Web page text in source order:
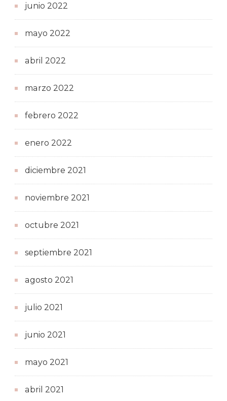
junio 2022
mayo 2022
abril 2022
marzo 2022
febrero 2022
enero 2022
diciembre 2021
noviembre 2021
octubre 2021
septiembre 2021
agosto 2021
julio 2021
junio 2021
mayo 2021
abril 2021